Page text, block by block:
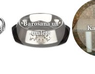
Barošana un
tualete